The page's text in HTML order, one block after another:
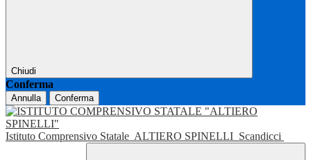
Chiudi
Conferma
Annulla Conferma
Istituto Comprensivo Statale ALTIERO SPINELLI Scandicci